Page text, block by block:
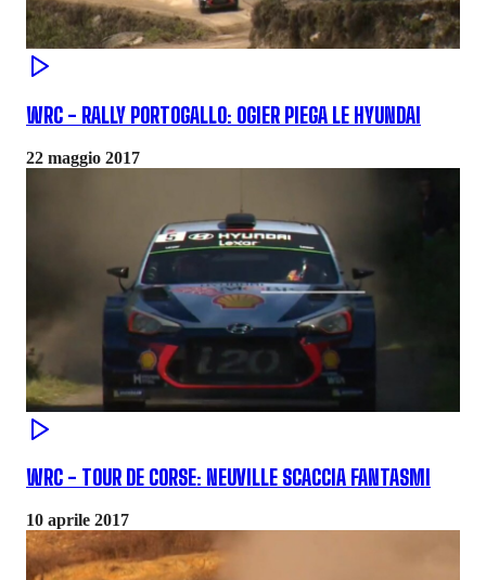
WRC - RALLY PORTOGALLO: OGIER PIEGA LE HYUNDAI
22 maggio 2017
WRC - TOUR DE CORSE: NEUVILLE SCACCIA FANTASMI
10 aprile 2017